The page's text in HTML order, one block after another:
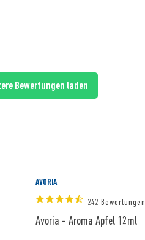
Bewertungen laden
AVORIA
242 Bewertungen
Avoria - Aroma Apfel 12ml